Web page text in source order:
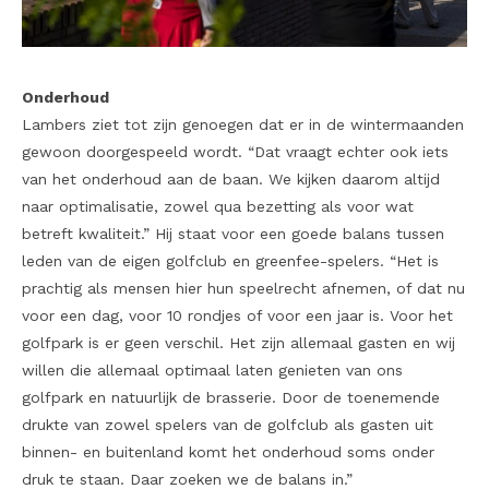
Onderhoud
Lambers ziet tot zijn genoegen dat er in de wintermaanden
gewoon doorgespeeld wordt. “Dat vraagt echter ook iets
van het onderhoud aan de baan. We kijken daarom altijd
naar optimalisatie, zowel qua bezetting als voor wat
betreft kwaliteit.” Hij staat voor een goede balans tussen
leden van de eigen golfclub en greenfee-spelers. “Het is
prachtig als mensen hier hun speelrecht afnemen, of dat nu
voor een dag, voor 10 rondjes of voor een jaar is. Voor het
golfpark is er geen verschil. Het zijn allemaal gasten en wij
willen die allemaal optimaal laten genieten van ons
golfpark en natuurlijk de brasserie. Door de toenemende
drukte van zowel spelers van de golfclub als gasten uit
binnen- en buitenland komt het onderhoud soms onder
druk te staan. Daar zoeken we de balans in.”